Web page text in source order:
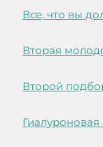
Все, что вы
Вторая
Второй
Гиалуроновая